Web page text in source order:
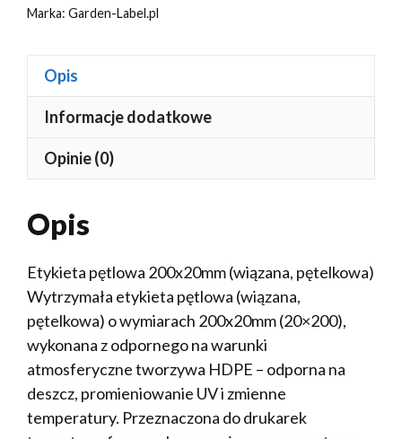
Marka: Garden-Label.pl
Opis
Informacje dodatkowe
Opinie (0)
Opis
Etykieta pętlowa 200x20mm (wiązana, pętelkowa)
Wytrzymała etykieta pętlowa (wiązana,
pętelkowa) o wymiarach 200x20mm (20×200),
wykonana z odpornego na warunki
atmosferyczne tworzywa HDPE – odporna na
deszcz, promieniowanie UV i zmienne
temperatury. Przeznaczona do drukarek